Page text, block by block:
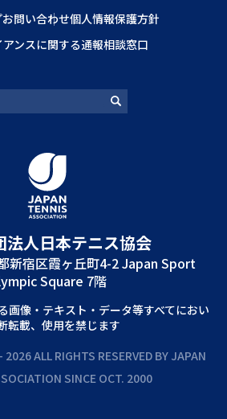
お問い合わせ個人情報保護方針
ンスに関する通報相談窓口
法⼈⽇本テニス協会
新宿区霞ヶ丘町4-2 Japan Sport
Square 7階
画像‧テキスト‧データ等すべてにおい
転載、使⽤を禁じます
ALL RIGHTS RESERVED BY JAPAN
SINCE OCT. 2000